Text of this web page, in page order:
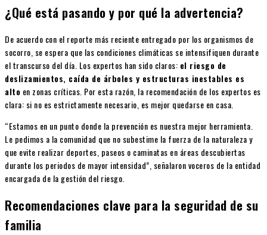
¿Qué está pasando y por qué la advertencia?
De acuerdo con el reporte más reciente entregado por los organismos de
socorro, se espera que las condiciones climáticas se intensifiquen durante
el transcurso del día. Los expertos han sido claros: el riesgo de
deslizamientos, caída de árboles y estructuras inestables es
alto en zonas críticas. Por esta razón, la recomendación de los expertos es
clara: si no es estrictamente necesario, es mejor quedarse en casa.
“Estamos en un punto donde la prevención es nuestra mejor herramienta.
Le pedimos a la comunidad que no subestime la fuerza de la naturaleza y
que evite realizar deportes, paseos o caminatas en áreas descubiertas
durante los periodos de mayor intensidad”, señalaron voceros de la entidad
encargada de la gestión del riesgo.
Recomendaciones clave para la seguridad de su
familia